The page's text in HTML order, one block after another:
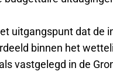
uitgangspunt dat de
binnen het
vastgelegd in de